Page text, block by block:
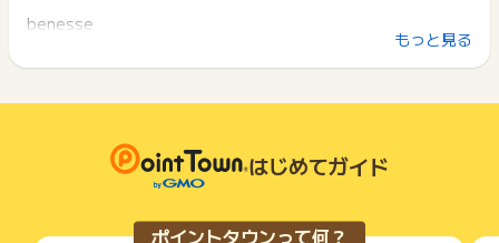
です。
※ぷち先行予約は現在ポイント獲得対象となっておりませんの
で、ご了承ください。
※入会については、申込後1ヵ月（31日）以上ご受講いただくこ
※不正入会はポイント獲得対象外となります。
※友人紹介制度を利用された場合はポイント獲得対象外となりま
した場合、キャンセルさせていただくことがあります。
下記の事項に該当する場合、広告主側で対象外とみなし、「獲
い物を複数回ご利用された場合
て一度でも同サービス・お買い物を利用されたことがある場合
ご利用前には、Cookieの削除をおこなっていただくことを推奨
サービス・お買い物利用時にお電話など2つ以上の申し込み方
広告主が運営しているサービスの都合もしくは会員様の都合で
商品の交換や一部でもキャンセルされた場合、ポイントが無効
になる可能性もございます。
条件を達成しているかどうかは各広告主ではなく、代理店が行
っているため、広告主はポイントに関する詳細を把握しており
そのため、ポイントタウンのポイントに関するお問い合わせを
benesse
コドモ
もっと見る
はじめてガイド
ポイントタウンって何？